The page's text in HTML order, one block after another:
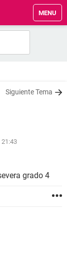
MENU
Siguiente Tema
21:43
grado 4